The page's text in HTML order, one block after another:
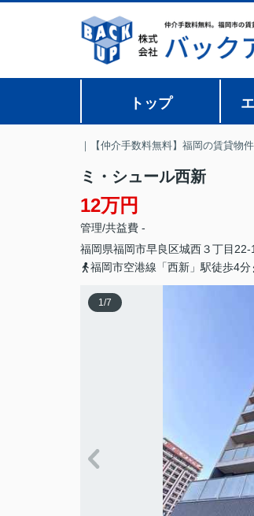
トップ
｜【仲介手数料無料】福岡の賃貸物
ミ・シュール西新
12万円
管理/共益費 -
福岡県福岡市早良区城西３丁目22-
福岡市空港線「西新」駅徒歩4分
1/7